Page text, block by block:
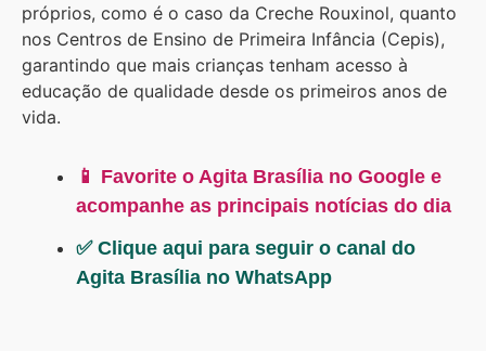
próprios, como é o caso da Creche Rouxinol, quanto
nos Centros de Ensino de Primeira Infância (Cepis),
garantindo que mais crianças tenham acesso à
educação de qualidade desde os primeiros anos de
vida.
📱 Favorite o Agita Brasília no Google e
acompanhe as principais notícias do dia
✅ Clique aqui para seguir o canal do
Agita Brasília no WhatsApp